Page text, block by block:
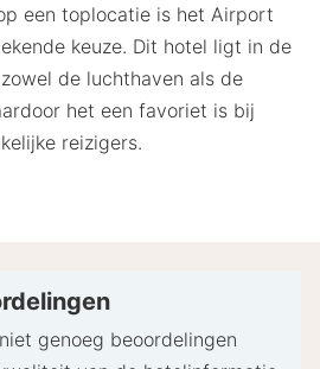
accepteert creditcards. Let
zijn niet toegestaan.
heeft geen receptie. Vul voor
link het online
via een privé-ingang
een toplocatie is het Airport
keuze. Dit hotel ligt in de
de luchthaven als de
het een favoriet is bij
reizigers.
genoeg beoordelingen